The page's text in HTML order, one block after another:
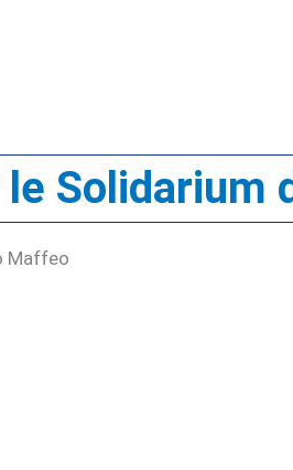
Solidarium
Maffeo